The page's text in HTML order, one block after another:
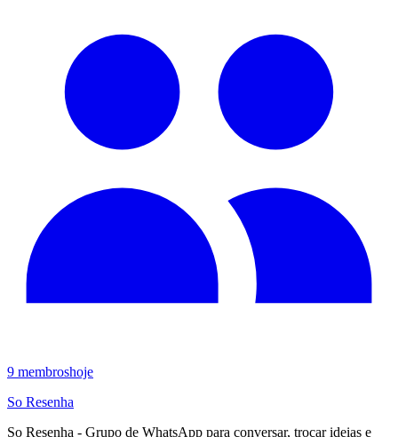
9 membroshoje
So Resenha
So Resenha - Grupo de WhatsApp para conversar, trocar ideias e